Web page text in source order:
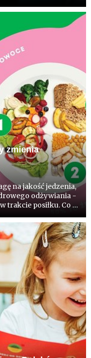
realizowanych
zmienia
na jakość jedzenia,
odżywiania -
trakcie posiłku. Co 5